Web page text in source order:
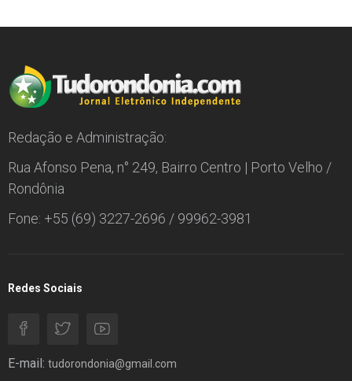
Redação e Administração:
Rua Afonso Pena, n° 249, Bairro Centro | Porto Velho /
Rondônia
Fone: +55 (69) 3227-2696 / 99962-3981
Redes Sociais
E-mail: tudorondonia@gmail.com